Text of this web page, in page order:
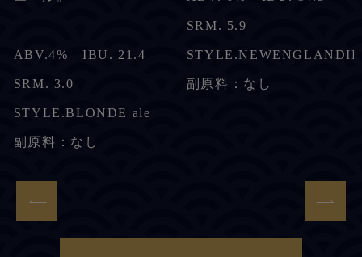
ABV.4% IBU. 21.4
SRM. 3.0
STYLE.BLONDE ale
副原料：なし
SRM. 5.9
副原料：なし